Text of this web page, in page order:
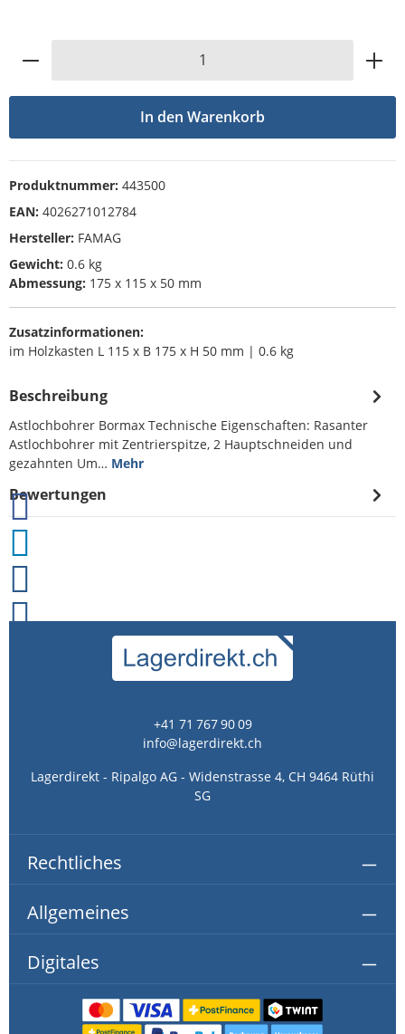
Produkt Anzahl: Gib den gewünschten
In den Warenkorb
Produktnummer: 443500
EAN: 4026271012784
Hersteller: FAMAG
Gewicht: 0.6 kg
Abmessung: 175 x 115 x 50 mm
Zusatzinformationen:
im Holzkasten L 115 x B 175 x H 50 mm | 0.6 kg
Beschreibung
Astlochbohrer Bormax Technische Eigenschaften: Rasanter
Astlochbohrer mit Zentrierspitze, 2 Hauptschneiden und
gezahnten Um… Mehr
Bewertungen
+41 71 767 90 09
info@lagerdirekt.ch
Lagerdirekt - Ripalgo AG - Widenstrasse 4, CH 9464 Rüthi
SG
Rechtliches
Allgemeines
Digitales